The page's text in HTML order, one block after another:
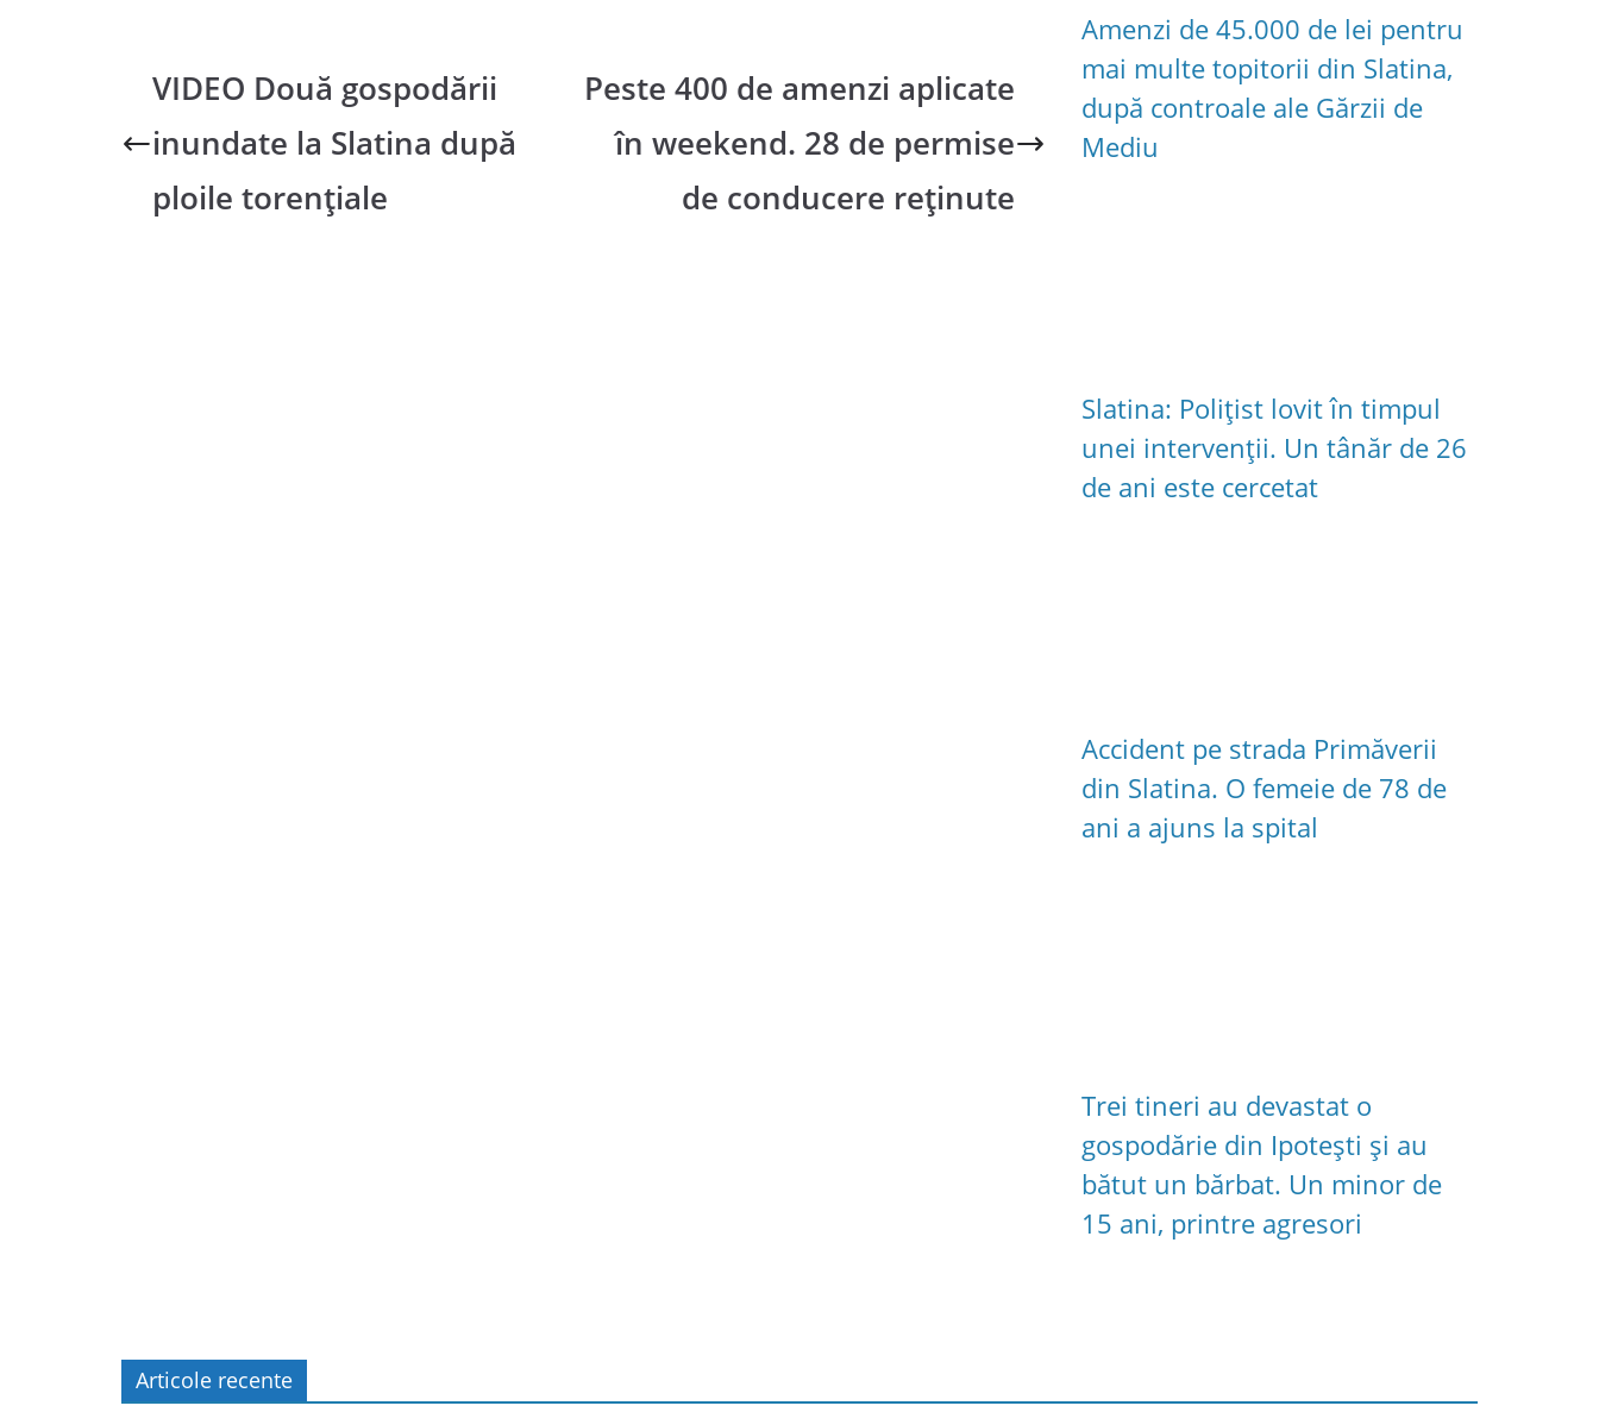
VIDEO Două gospodării
inundate la Slatina după
ploile torențiale
Peste 400 de amenzi aplicate
în weekend. 28 de permise
de conducere reținute
Amenzi de 45.000 de lei pentru
mai multe topitorii din Slatina,
după controale ale Gărzii de
Mediu
Slatina: Polițist lovit în timpul
unei intervenții. Un tânăr de 26
de ani este cercetat
Accident pe strada Primăverii
din Slatina. O femeie de 78 de
ani a ajuns la spital
Trei tineri au devastat o
gospodărie din Ipotești și au
bătut un bărbat. Un minor de
15 ani, printre agresori
Articole recente